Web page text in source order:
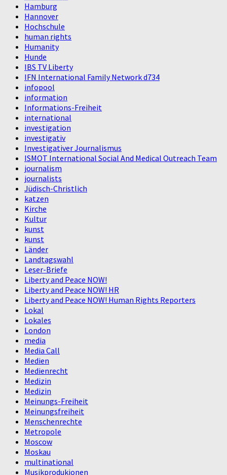
Hamburg
Hannover
Hochschule
human rights
Humanity
Hunde
IBS TV Liberty
IFN International Family Network d734
infopool
information
Informations-Freiheit
international
investigation
investigativ
Investigativer Journalismus
ISMOT International Social And Medical Outreach Team
journalism
journalists
Jüdisch-Christlich
katzen
Kirche
Kultur
kunst
kunst
Länder
Landtagswahl
Leser-Briefe
Liberty and Peace NOW!
Liberty and Peace NOW! HR
Liberty and Peace NOW! Human Rights Reporters
Lokal
Lokales
London
media
Media Call
Medien
Medienrecht
Medizin
Medizin
Meinungs-Freiheit
Meinungsfreiheit
Menschenrechte
Metropole
Moscow
Moskau
multinational
Musikprodukionen